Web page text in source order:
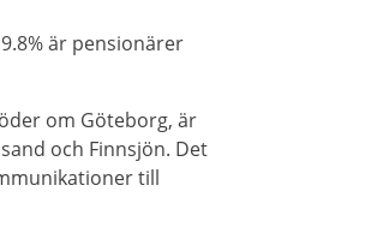
är pensionärer
om Göteborg, är
och Finnsjön. Det
till